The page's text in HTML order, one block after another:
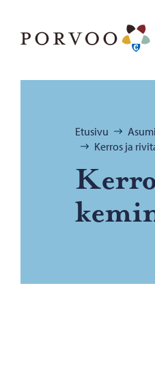
Selaa:
Etusivu
Kerros ja